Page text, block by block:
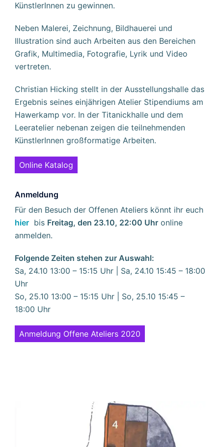
KünstlerInnen zu gewinnen.
Neben Malerei, Zeichnung, Bildhauerei und
Illustration sind auch Arbeiten aus den Bereichen
Grafik, Multimedia, Fotografie, Lyrik und Video
vertreten.
Christian Hicking stellt in der Ausstellungshalle das
Ergebnis seines einjährigen Atelier Stipendiums am
Hawerkamp vor. In der Titanickhalle und dem
Leeratelier nebenan zeigen die teilnehmenden
KünstlerInnen großformatige Arbeiten.
Online Katalog
Anmeldung
Für den Besuch der Offenen Ateliers könnt ihr euch
hier bis Freitag, den 23.10, 22:00 Uhr online
anmelden.
Folgende Zeiten stehen zur Auswahl:
Sa, 24.10 13:00 – 15:15 Uhr | Sa, 24.10 15:45 – 18:00
Uhr
So, 25.10 13:00 – 15:15 Uhr | So, 25.10 15:45 –
18:00 Uhr
Anmeldung Offene Ateliers 2020